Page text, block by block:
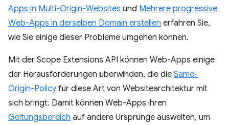
Apps in Multi-Origin-Websites und Mehrere progressive
Web-Apps in derselben Domain erstellen erfahren Sie,
wie Sie einige dieser Probleme umgehen können.
Mit der Scope Extensions API können Web-Apps einige
der Herausforderungen überwinden, die die Same-
Origin-Policy für diese Art von Websitearchitektur mit
sich bringt. Damit können Web-Apps ihren
Geltungsbereich auf andere Ursprünge ausweiten, um